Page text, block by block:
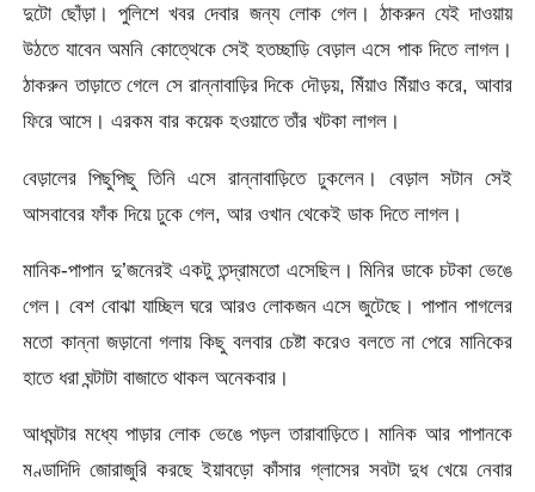
দুটো ছোঁড়া। পুলিশে খবর দেবার জন্য লোক গেল। ঠাকরুন যেই দাওয়ায়
উঠতে যাবেন অমনি কোত্থেকে সেই হতচ্ছাড়ি বেড়াল এসে পাক দিতে লাগল।
ঠাকরুন তাড়াতে গেলে সে রান্নাবাড়ির দিকে দৌড়য়, মিঁয়াও মিঁয়াও করে, আবার
ফিরে আসে। এরকম বার কয়েক হওয়াতে তাঁর খটকা লাগল।
বেড়ালের পিছুপিছু তিনি এসে রান্নাবাড়িতে ঢুকলেন। বেড়াল সটান সেই
আসবাবের ফাঁক দিয়ে ঢুকে গেল, আর ওখান থেকেই ডাক দিতে লাগল।
মানিক-পাপান দু’জনেরই একটু তন্দ্রামতো এসেছিল। মিনির ডাকে চটকা ভেঙে
গেল। বেশ বোঝা যাচ্ছিল ঘরে আরও লোকজন এসে জুটেছে। পাপান পাগলের
মতো কান্না জড়ানো গলায় কিছু বলবার চেষ্টা করেও বলতে না পেরে মানিকের
হাতে ধরা ঘন্টাটা বাজাতে থাকল অনেকবার।
আধঘন্টার মধ্যে পাড়ার লোক ভেঙে পড়ল তারাবাড়িতে। মানিক আর পাপানকে
মণ্ডাদিদি জোরাজুরি করছে ইয়াবড়ো কাঁসার গ্লাসের সবটা দুধ খেয়ে নেবার